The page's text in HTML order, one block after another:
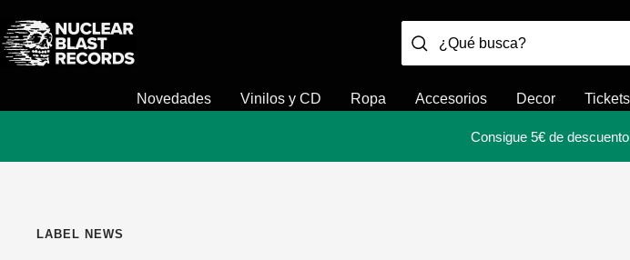
al
contenido
Nuclear
Blast
Novedades Vinilos y CD Ropa Accesorios Decor Tickets
Consigue 5€ de descuento
LABEL NEWS